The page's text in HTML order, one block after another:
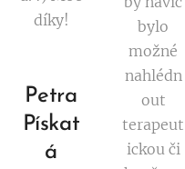
díky!
Petra
Pískat
á
bylo
možné
nahlédn
out
terapeut
ickou či